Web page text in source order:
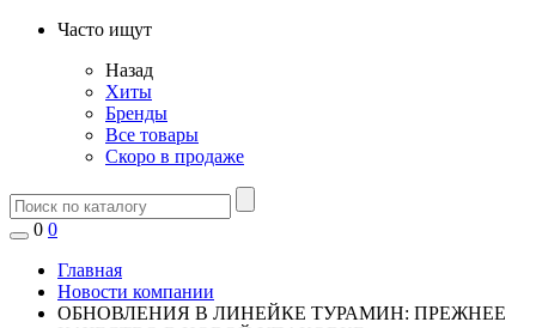
Часто ищут
Назад
Хиты
Бренды
Все товары
Скоро в продаже
0 0
Главная
Новости компании
ОБНОВЛЕНИЯ В ЛИНЕЙКЕ ТУРАМИН: ПРЕЖНЕЕ